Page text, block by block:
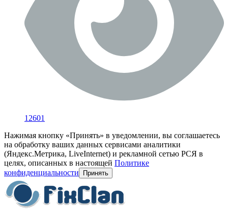
12601
Нажимая кнопку «Принять» в уведомлении, вы соглашаетесь
на обработку ваших данных сервисами аналитики
(Яндекс.Метрика, LiveInternet) и рекламной сетью РСЯ в
целях, описанных в настоящей Политике
конфиденциальности
Принять